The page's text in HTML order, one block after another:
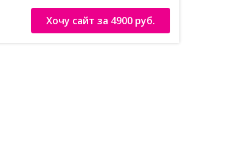
Хочу сайт за 4900 руб.